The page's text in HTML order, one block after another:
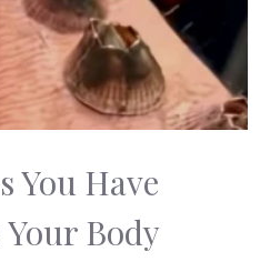
You Have
Body